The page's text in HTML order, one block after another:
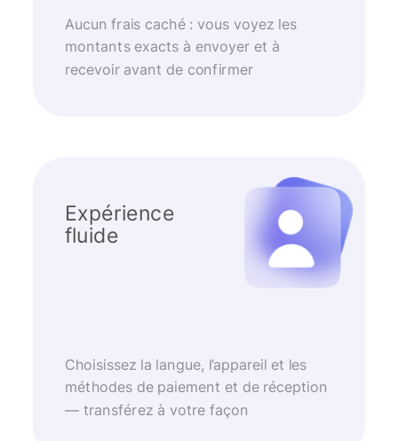
Aucun frais caché : vous voyez les
montants exacts à envoyer et à
recevoir avant de confirmer
Expérience
fluide
Choisissez la langue, l’appareil et les
méthodes de paiement et de réception
— transférez à votre façon